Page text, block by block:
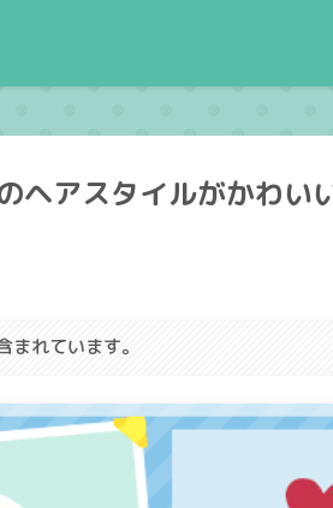
ヘアスタイルがかわい
れています。